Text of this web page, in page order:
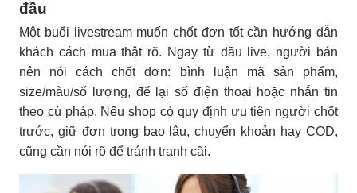
đầu
Một buổi livestream muốn chốt đơn tốt cần hướng dẫn
khách cách mua thật rõ. Ngay từ đầu live, người bán
nên nói cách chốt đơn: bình luận mã sản phẩm,
size/màu/số lượng, để lại số điện thoại hoặc nhắn tin
theo cú pháp. Nếu shop có quy định ưu tiên người chốt
trước, giữ đơn trong bao lâu, chuyển khoản hay COD,
cũng cần nói rõ để tránh tranh cãi.